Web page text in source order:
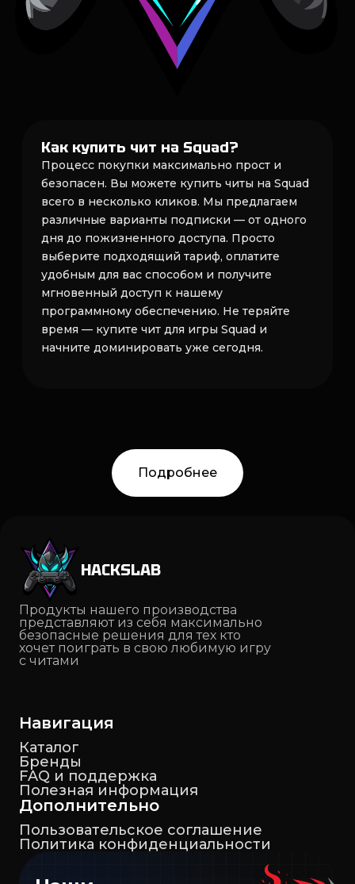
Как купить чит на Squad?
Процесс покупки максимально прост и
безопасен. Вы можете купить читы на Squad
всего в несколько кликов. Мы предлагаем
различные варианты подписки — от одного
дня до пожизненного доступа. Просто
выберите подходящий тариф, оплатите
удобным для вас способом и получите
мгновенный доступ к нашему
программному обеспечению. Не теряйте
время — купите чит для игры Squad и
начните доминировать уже сегодня.
Подробнее
HACKSLAB
Продукты нашего производства
представляют из себя максимально
безопасные решения для тех кто
хочет поиграть в свою любимую игру
с читами
Навигация
Каталог
Бренды
FAQ и поддержка
Полезная информация
Дополнительно
Пользовательское соглашение
Политика конфиденциальности